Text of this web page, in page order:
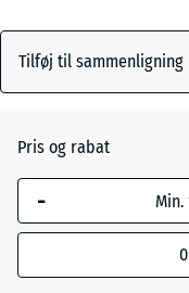
Grafitgrå
500
Den valgte,
blåmarkerede
dimension
anvendes til
(medmindre andet
Tilføj til sammenligning
Pris og rabat
-
0